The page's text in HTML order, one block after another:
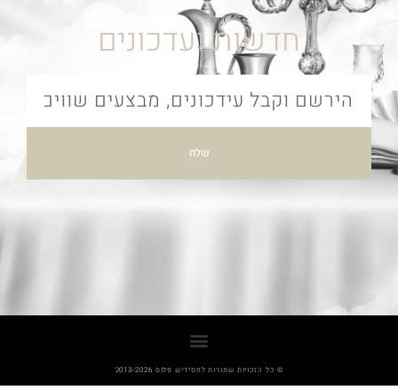
חדשות ועדכונים
שלח
© כל הזכויות שמורות לחסידיש פלוס 2013-2026